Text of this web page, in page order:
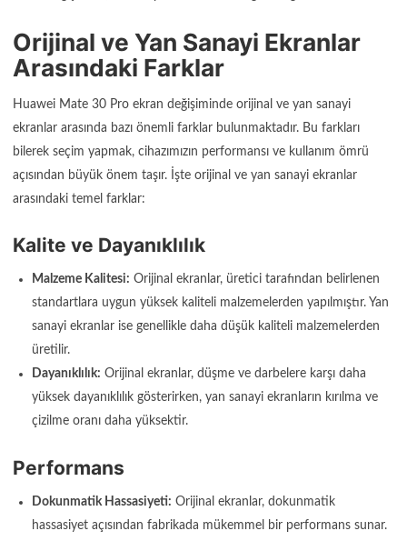
Orijinal ve Yan Sanayi Ekranlar
Arasındaki Farklar
Huawei Mate 30 Pro ekran değişiminde orijinal ve yan sanayi
ekranlar arasında bazı önemli farklar bulunmaktadır. Bu farkları
bilerek seçim yapmak, cihazımızın performansı ve kullanım ömrü
açısından büyük önem taşır. İşte orijinal ve yan sanayi ekranlar
arasındaki temel farklar:
Kalite ve Dayanıklılık
Malzeme Kalitesi: Orijinal ekranlar, üretici tarafından belirlenen
standartlara uygun yüksek kaliteli malzemelerden yapılmıştır. Yan
sanayi ekranlar ise genellikle daha düşük kaliteli malzemelerden
üretilir.
Dayanıklılık: Orijinal ekranlar, düşme ve darbelere karşı daha
yüksek dayanıklılık gösterirken, yan sanayi ekranların kırılma ve
çizilme oranı daha yüksektir.
Performans
Dokunmatik Hassasiyeti: Orijinal ekranlar, dokunmatik
hassasiyet açısından fabrikada mükemmel bir performans sunar.